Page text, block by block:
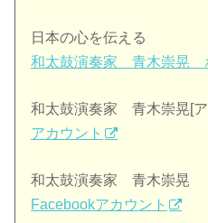
日本の心を伝える
和太鼓演奏家 青木崇晃
和太鼓演奏家 青木崇晃[
アカウント
和太鼓演奏家 青木崇晃
Facebookアカウント